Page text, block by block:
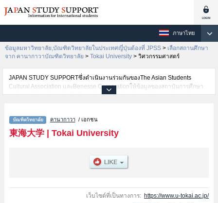
ภาษาไทย
ข้อมูลมหาวิทยาลัย,บัณฑิตวิทยาลัยในประเทศญี่ปุ่นต้องที่ JPSS > เลือกสถานศึกษา
จาก คานากาวาบัณฑิตวิทยาลัย > Tokai University > วิศวกรรมศาสตร์
JAPAN STUDY SUPPORTซึ่งดำเนินงานร่วมกันของThe Asian Students
Cultural Association และBenesse Corporationให้ข้อมูลของสถาบันการศึกษา
ระดับมหาวิทยาลัย・บัณฑิตวิทยาลัย・วิทยาลัยระดับอนุปริญญา・วิทยาลัย
เช่นวิทยาศาสตร์และเทคโนโลยีหรือวิทยาศาสตร์ชีวภาพหรืออักษรศาสตร์หรือ
รัฐศาสตร์หรือเศรษฐศาสตร์หรือนิติศาสตร์หรือมนุษยศาสตร์และสิ่งแวดล้อมหรือ
ศิลปศาสตร์หรือพลศึกษาศาสตร์หรือวิทยาศาสตร์หรือวิศวกรรมศาสตร์หรือ
แพทยศาสตร์หรือGraduate school of health Studiesหรือเกษตรศาสตร์หรือ
ชีววิทยา เป็นต้น,ข้อมูลของแต่ละสาขาวิจัย,ข้อมูลการสอบคัดเลือกเข้าศึกษาเช่น
คานากาวา/ เอกชน
東海大学| Tokai University
เว็บไซต์ที่เป็นทางการ: https://www.u-tokai.ac.jp/